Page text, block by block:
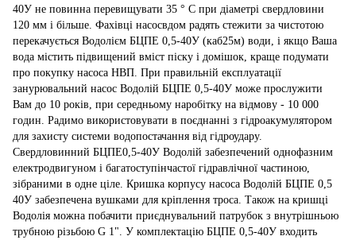
40У не повинна перевищувати 35 ° С при діаметрі свердловини
120 мм і більше. Фахівці насосвдом радять стежити за чистотою
перекачується Водолієм БЦПЕ 0,5-40У (каб25м) води, і якщо Ваша
вода містить підвищений вміст піску і домішок, краще подумати
про покупку насоса НВП. При правильній експлуатації
занурювальний насос Водолій БЦПЕ 0,5-40У може прослужити
Вам до 10 років, при середньому наробітку на відмову - 10 000
годин. Радимо використовувати в поєднанні з гідроакумулятором
для захисту системи водопостачання від гідроудару.
Свердловинний БЦПЕ0,5-40У Водолій забезпечений однофазним
електродвигуном і багатоступінчастої гідравлічної частиною,
зібраними в одне ціле. Кришка корпусу насоса Водолій БЦПЕ 0,5
40У забезпечена вушками для кріплення троса. Також на кришці
Водолія можна побачити приєднувальний патрубок з внутрішньою
трубною різьбою G 1". У комплектацію БЦПЕ 0,5-40У входить